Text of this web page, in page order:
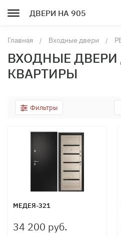
ДВЕРИ НА 905
Главная Входные двери
ВХОДНЫЕ ДВЕРИ
КВАРТИРЫ
Фильтры
МЕДЕЯ-321
34 200 руб.